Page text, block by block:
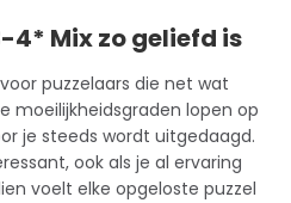
4* Mix zo geliefd is
puzzelaars die net wat
moeilijkheidsgraden lopen op
je steeds wordt uitgedaagd.
ook als je al ervaring
voelt elke opgeloste puzzel